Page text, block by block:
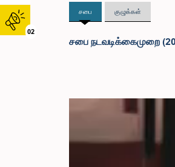
02
சபை குழுக்கள்
சபை நடவடிக்கைமுறை